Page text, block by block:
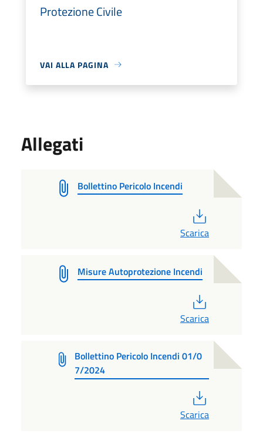
Protezione Civile
VAI ALLA PAGINA
Allegati
Bollettino Pericolo Incendi
Scarica
Misure Autoprotezione Incendi
Scarica
Bollettino Pericolo Incendi 01/0
7/2024
Scarica